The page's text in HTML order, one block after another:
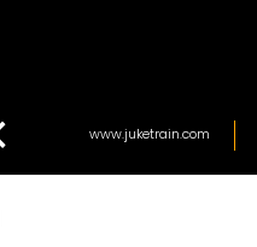
www.juketrain.com